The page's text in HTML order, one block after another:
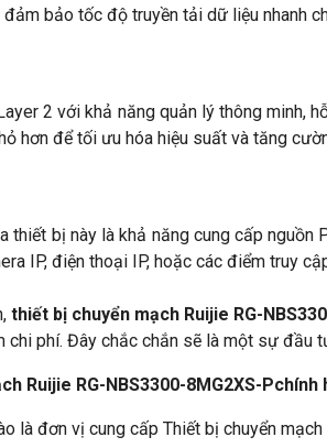
bảo tốc độ truyền tải dữ liệu nhanh
2 với khả năng quản lý thông minh,
hơn để tối ưu hóa hiệu suất và tăng
thiết bị này là khả năng cung cấp
IP, điện thoại IP, hoặc các điểm truy
thiết bị chuyển mạch Ruijie RG-
chi phí. Đây chắc chắn sẽ là một sự đầu
Ruijie RG-NBS3300-8MG2XS-Pchính
là đơn vị cung cấp Thiết bị chuyển